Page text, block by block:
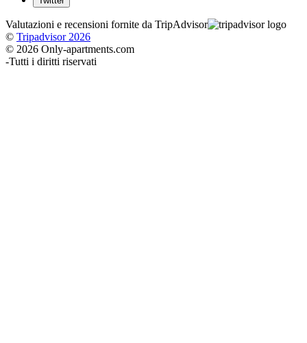
Valutazioni e recensioni fornite da TripAdvisor
© Tripadvisor 2026
© 2026 Only-apartments.com
-Tutti i diritti riservati